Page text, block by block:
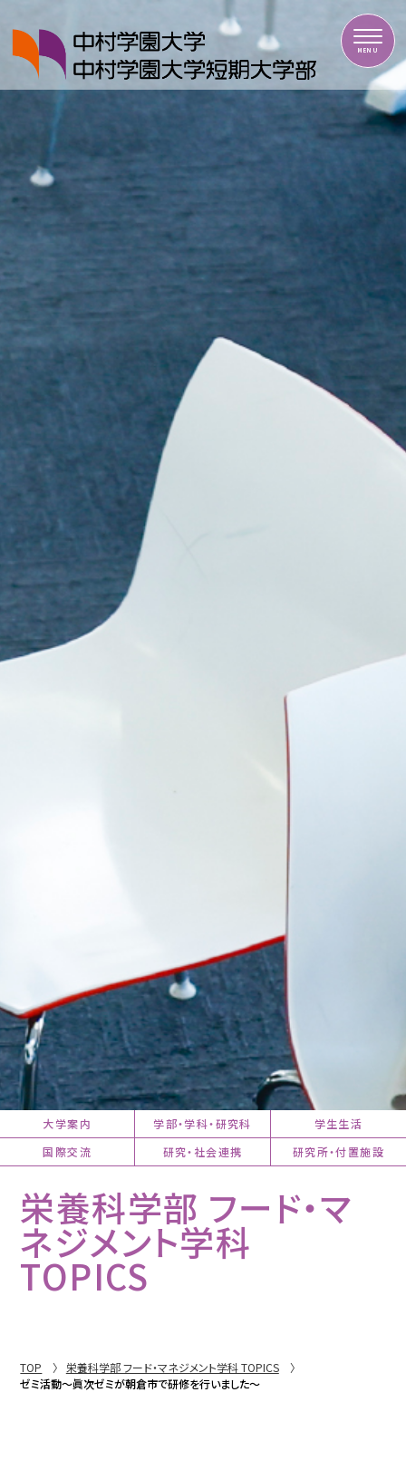
中村学園大学・中村学園大学短期大学部
MENU
大学案内 学部・学科・研究科
学生生活
国際交流
研究・社会連携 研究所・付置施設
栄養科学部 フード・マ
ネジメント学科
TOPICS
TOP
栄養科学部 フード・マネジメント学科 TOPICS
ゼミ活動～眞次ゼミが朝倉市で研修を行いました～